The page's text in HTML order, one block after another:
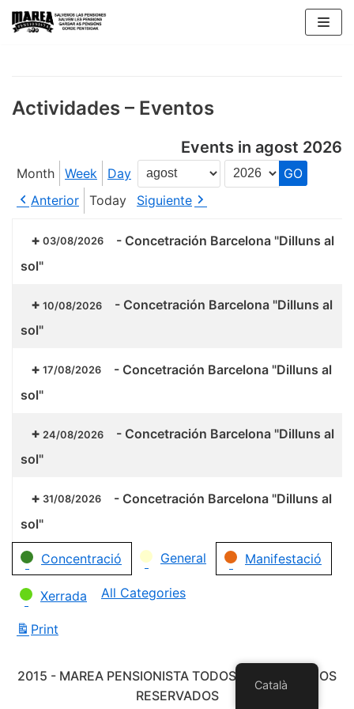
Skip
Actividades – Eventos
Events in agost 2026
Month Week Day
Month
Year
Anterior
Today Siguiente
03/08/2026 - Concetración Barcelona "Dilluns al
sol"
10/08/2026 - Concetración Barcelona "Dilluns al
sol"
17/08/2026 - Concetración Barcelona "Dilluns al
sol"
24/08/2026 - Concetración Barcelona "Dilluns al
sol"
31/08/2026 - Concetración Barcelona "Dilluns al
sol"
Categories
Concentració General Manifestació
Xerrada All Categories
Print
2015 - MAREA PENSIONISTA TODOS LOS DERECHOS
RESERVADOS
Català